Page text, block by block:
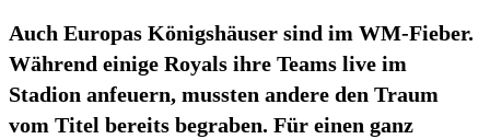
Auch Europas Königshäuser sind im WM-Fieber.
Während einige Royals ihre Teams live im
Stadion anfeuern, mussten andere den Traum
vom Titel bereits begraben. Für einen ganz